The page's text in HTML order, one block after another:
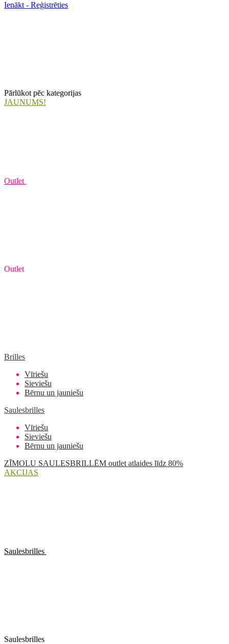
Ienākt - Reģistrēties
Pārlūkot pēc kategorijas
JAUNUMS!
Outlet
Outlet
Brilles
Vīriešu
Sieviešu
Bērnu un jauniešu
Saulesbrilles
Vīriešu
Sieviešu
Bērnu un jauniešu
ZĪMOLU SAULESBRILLĒM outlet atlaides līdz 80%
AKCIJAS
Saulesbrilles
Saulesbrilles